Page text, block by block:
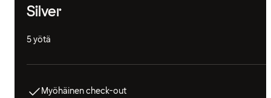
Silver
5 yötä
Myöhäinen check-out